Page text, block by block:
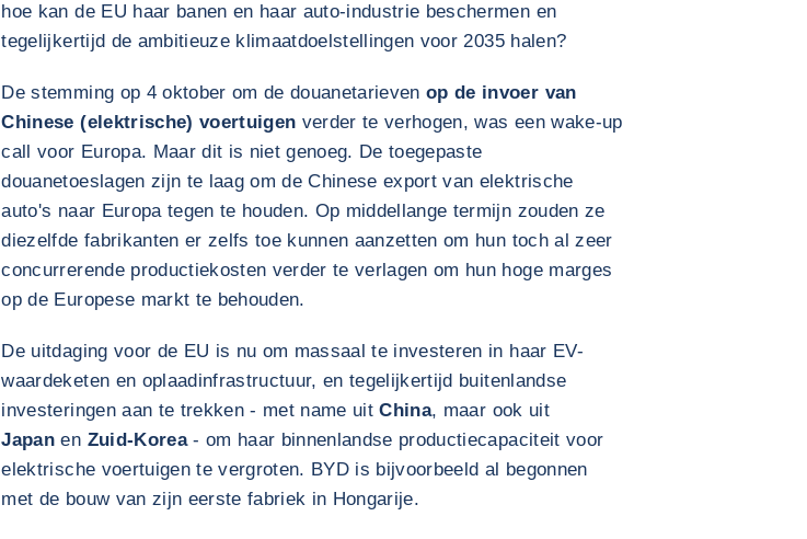
hoe kan de EU haar banen en haar auto-industrie beschermen en
tegelijkertijd de ambitieuze klimaatdoelstellingen voor 2035 halen?
De stemming op 4 oktober om de douanetarievenop de invoer van
Chinese (elektrische) voertuigen verder te verhogen, was een wake-up
call voor Europa. Maar dit is niet genoeg. De toegepaste
douanetoeslagen zijn te laag om de Chinese export van elektrische
auto's naar Europa tegen te houden. Op middellange termijn zouden ze
diezelfde fabrikanten er zelfs toe kunnen aanzetten om hun toch al zeer
concurrerende productiekosten verder te verlagen om hun hoge marges
op de Europese markt te behouden.
De uitdaging voor de EU is nu om massaal te investeren in haar EV-
waardeketen en oplaadinfrastructuur, en tegelijkertijd buitenlandse
investeringen aan te trekken - met name uitChina, maar ook uit
Japan en Zuid-Korea- om haar binnenlandse productiecapaciteit voor
elektrische voertuigen te vergroten. BYD is bijvoorbeeld al begonnen
met de bouw van zijn eerste fabriek in Hongarije.